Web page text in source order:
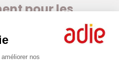
du
nos
pour les